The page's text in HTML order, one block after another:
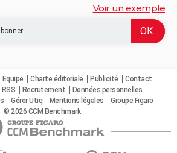
Voir un exemple
Equipe Charte éditoriale Publicité
Contact
RSS Recrutement
Données personnelles
Gérer Utiq Mentions légales
Groupe Figaro
© 2026 CCM Benchmark